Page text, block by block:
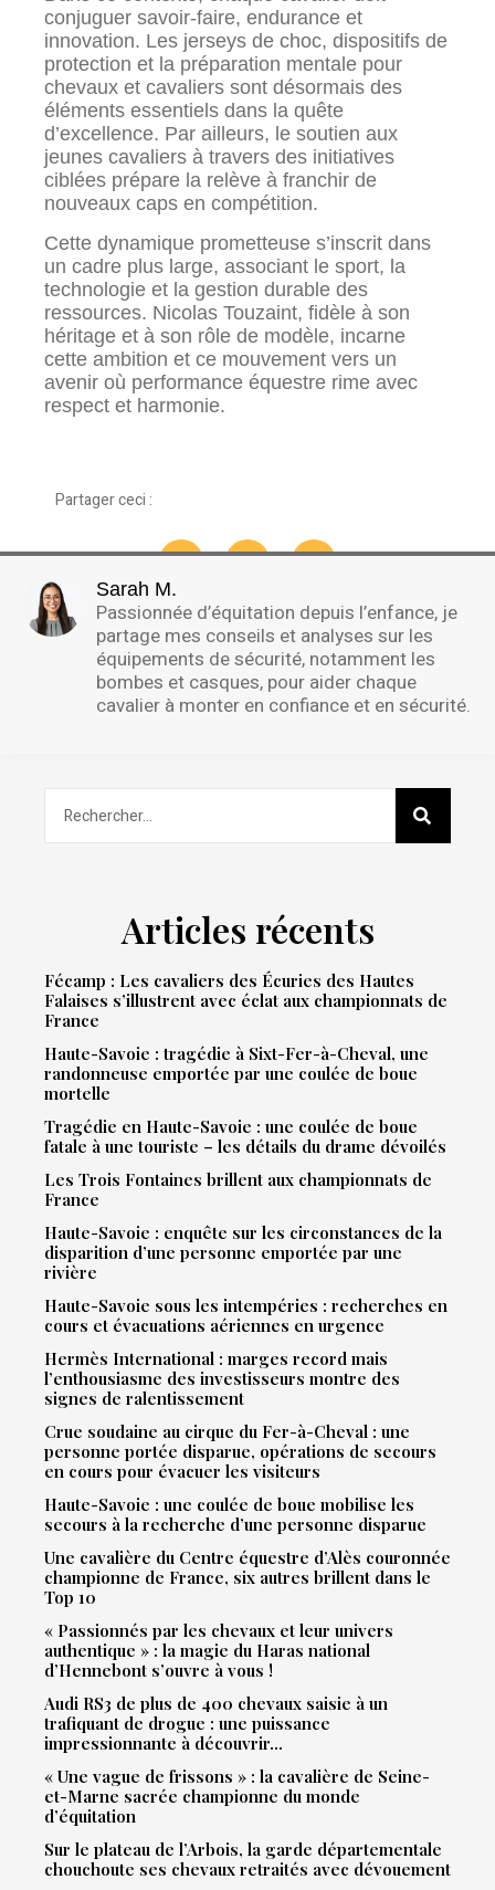
conjuguer savoir-faire, endurance et
innovation. Les jerseys de choc, dispositifs de
protection et la préparation mentale pour
chevaux et cavaliers sont désormais des
éléments essentiels dans la quête
d’excellence. Par ailleurs, le soutien aux
jeunes cavaliers à travers des initiatives
ciblées prépare la relève à franchir de
nouveaux caps en compétition.
Cette dynamique prometteuse s’inscrit dans
un cadre plus large, associant le sport, la
technologie et la gestion durable des
ressources. Nicolas Touzaint, fidèle à son
héritage et à son rôle de modèle, incarne
cette ambition et ce mouvement vers un
avenir où performance équestre rime avec
respect et harmonie.
Partager ceci :
Sarah M.
Passionnée d’équitation depuis l’enfance, je
partage mes conseils et analyses sur les
équipements de sécurité, notamment les
bombes et casques, pour aider chaque
cavalier à monter en confiance et en sécurité.
Articles récents
Fécamp : Les cavaliers des Écuries des Hautes
Falaises s’illustrent avec éclat aux championnats de
France
Haute-Savoie : tragédie à Sixt-Fer-à-Cheval, une
randonneuse emportée par une coulée de boue
mortelle
Tragédie en Haute-Savoie : une coulée de boue
fatale à une touriste – les détails du drame dévoilés
Les Trois Fontaines brillent aux championnats de
France
Haute-Savoie : enquête sur les circonstances de la
disparition d’une personne emportée par une
rivière
Haute-Savoie sous les intempéries : recherches en
cours et évacuations aériennes en urgence
Hermès International : marges record mais
l’enthousiasme des investisseurs montre des
signes de ralentissement
Crue soudaine au cirque du Fer-à-Cheval : une
personne portée disparue, opérations de secours
en cours pour évacuer les visiteurs
Haute-Savoie : une coulée de boue mobilise les
secours à la recherche d’une personne disparue
Une cavalière du Centre équestre d’Alès couronnée
championne de France, six autres brillent dans le
Top 10
« Passionnés par les chevaux et leur univers
authentique » : la magie du Haras national
d’Hennebont s’ouvre à vous !
Audi RS3 de plus de 400 chevaux saisie à un
trafiquant de drogue : une puissance
impressionnante à découvrir…
« Une vague de frissons » : la cavalière de Seine-
et-Marne sacrée championne du monde
d’équitation
Sur le plateau de l’Arbois, la garde départementale
chouchoute ses chevaux retraités avec dévouement